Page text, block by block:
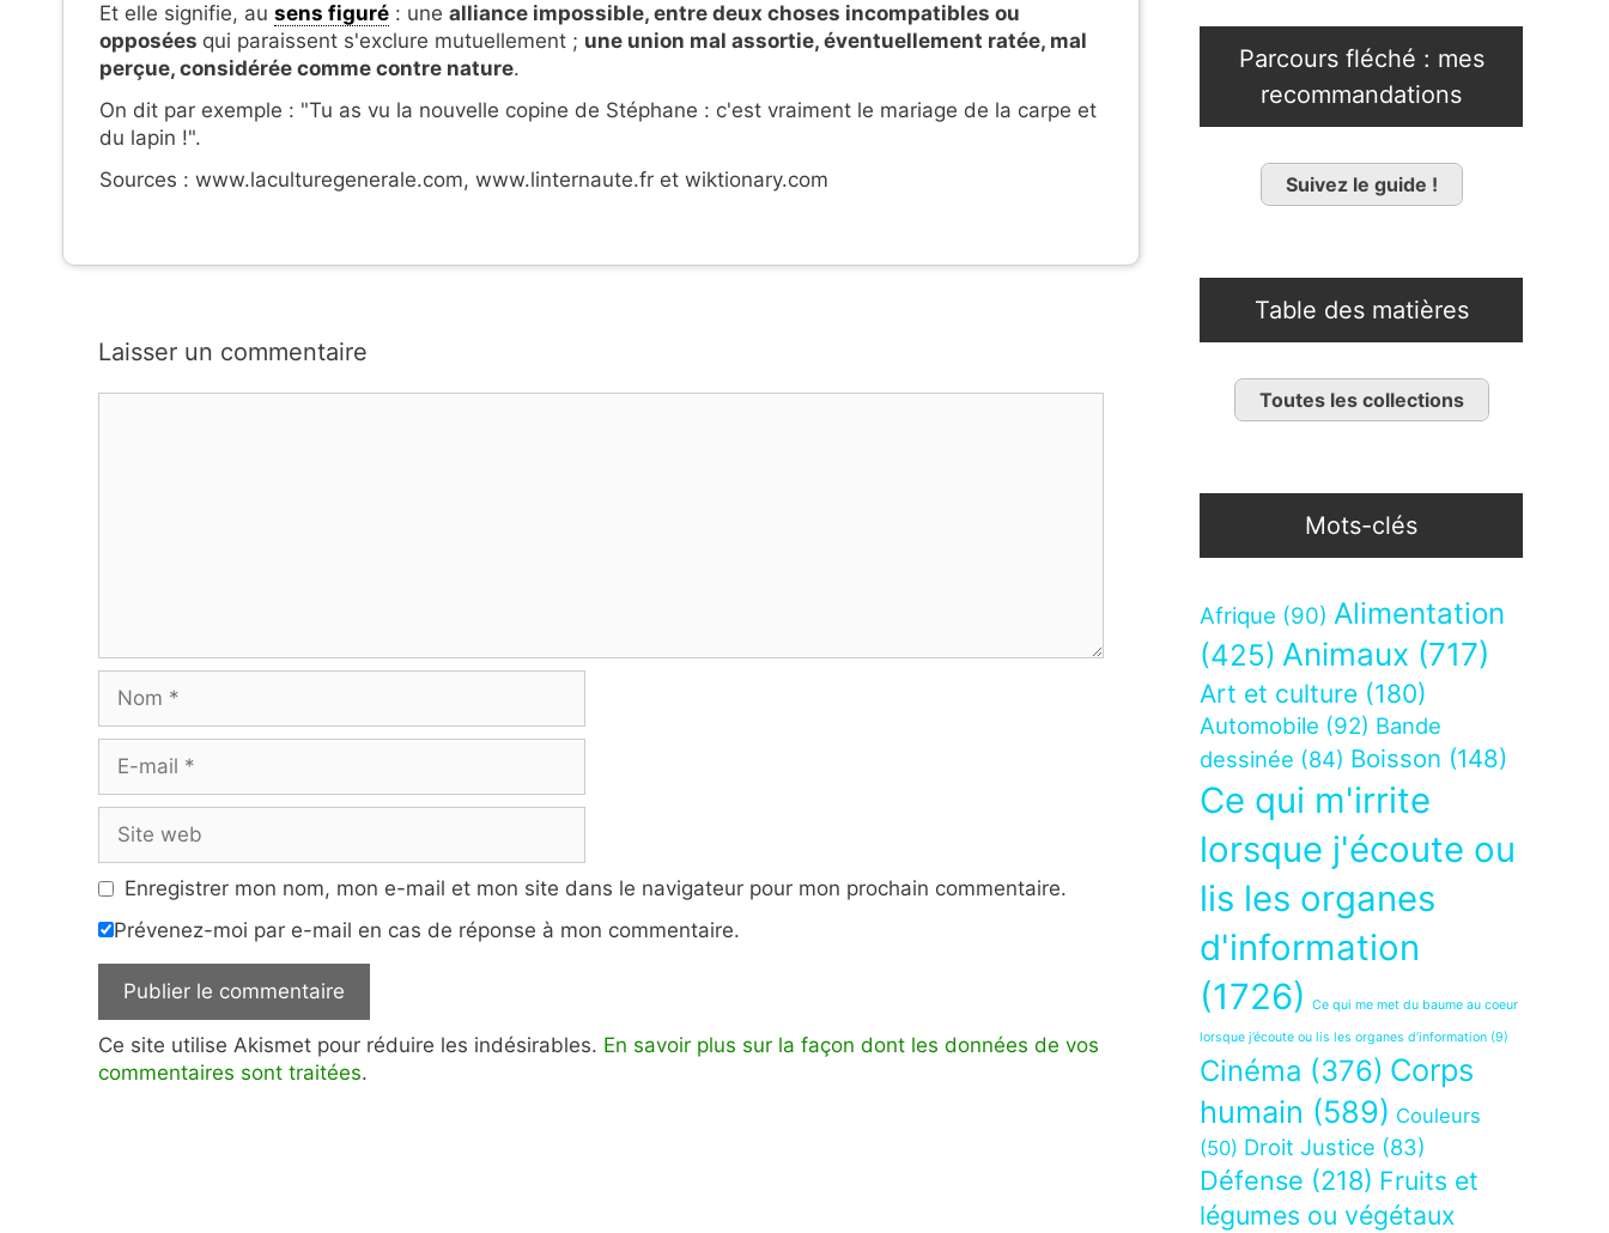
Et elle signifie, au sens figuré : une alliance impossible, entre deux choses incompatibles ou
opposées qui paraissent s'exclure mutuellement ; une union mal assortie, éventuellement ratée, mal
perçue, considérée comme contre nature.
On dit par exemple : "Tu as vu la nouvelle copine de Stéphane : c'est vraiment le mariage de la carpe et
du lapin !".
Sources : www.laculturegenerale.com, www.linternaute.fr et wiktionary.com
Laisser un commentaire
mail
web
Enregistrer mon nom, mon e-mail et mon site dans le navigateur pour mon prochain commentaire.
Prévenez-moi par e-mail en cas de réponse à mon commentaire.
Ce site utilise Akismet pour réduire les indésirables. En savoir plus sur la façon dont les données de vos
commentaires sont traitées.
Parcours fléché : mes
recommandations
Suivez le guide !
Table des matières
Toutes les collections
Mots-clés
Afrique (90) Alimentation
(425) Animaux (717)
Art et culture (180)
Automobile (92) Bande
dessinée (84) Boisson (148)
Ce qui m'irrite
lorsque j'écoute ou
lis les organes
d'information
(1726)
Ce qui me met du baume au coeur
lorsque j’écoute ou lis les organes d’information (9)
Cinéma (376) Corps
humain (589) Couleurs
(50) Droit Justice (83)
Défense (218) Fruits et
légumes ou végétaux